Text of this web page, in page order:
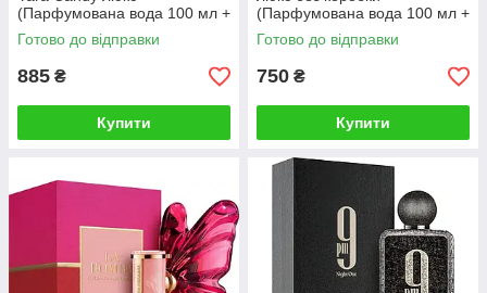
(Парфумована вода 100 мл +
Міст для волосся 50 мл +
Дезодорант 200 мл)
Готово до відправки
885 ₴
Купити
(Парфумована вода 100 мл +
Міст для волосся 50 мл +
Дезодорант 200 мл)
Готово до відправки
750 ₴
Купити